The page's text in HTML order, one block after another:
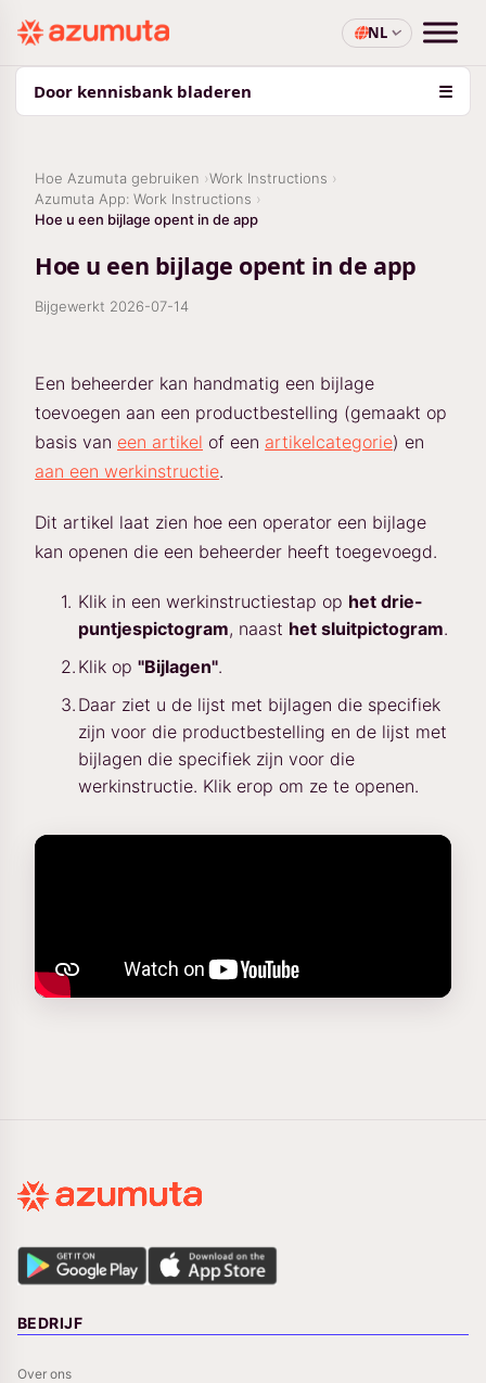
NL
Door kennisbank bladeren ☰
Hoe Azumuta gebruiken
Work Instructions
Azumuta App: Work Instructions
Hoe u een bijlage opent in de app
Hoe u een bijlage opent in de app
Bijgewerkt 2026-07-14
Een beheerder kan handmatig een bijlage
toevoegen aan een productbestelling (gemaakt op
basis van een artikel of een artikelcategorie) en
aan een werkinstructie.
Dit artikel laat zien hoe een operator een bijlage
kan openen die een beheerder heeft toegevoegd.
Klik in een werkinstructiestap op het drie-
puntjespictogram, naast het sluitpictogram.
Klik op "Bijlagen".
Daar ziet u de lijst met bijlagen die specifiek
zijn voor die productbestelling en de lijst met
bijlagen die specifiek zijn voor die
werkinstructie. Klik erop om ze te openen.
BEDRIJF
Over ons